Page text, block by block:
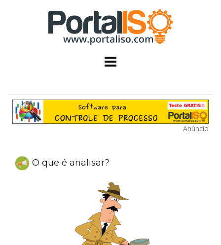
Anúncio
O que é analisar?